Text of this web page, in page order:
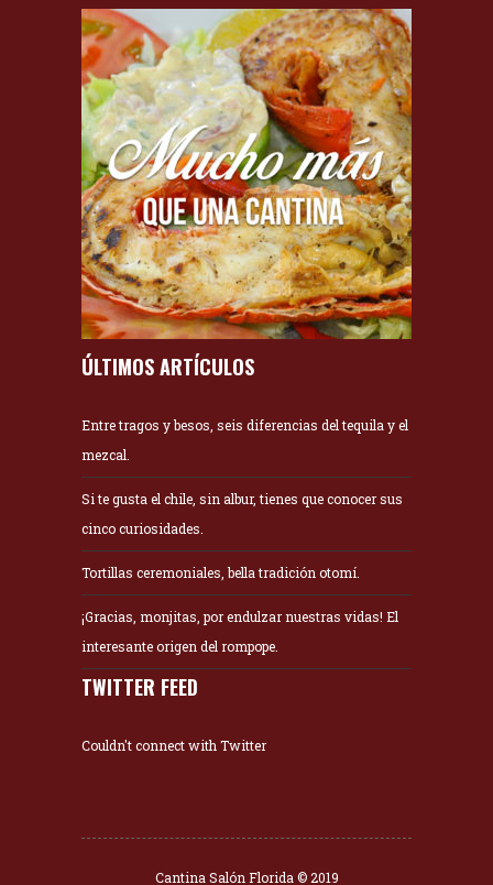
ÚLTIMOS ARTÍCULOS
Entre tragos y besos, seis diferencias del tequila y el
mezcal.
Si te gusta el chile, sin albur, tienes que conocer sus
cinco curiosidades.
Tortillas ceremoniales, bella tradición otomí.
¡Gracias, monjitas, por endulzar nuestras vidas! El
interesante origen del rompope.
TWITTER FEED
Couldn't connect with Twitter
Cantina Salón Florida © 2019